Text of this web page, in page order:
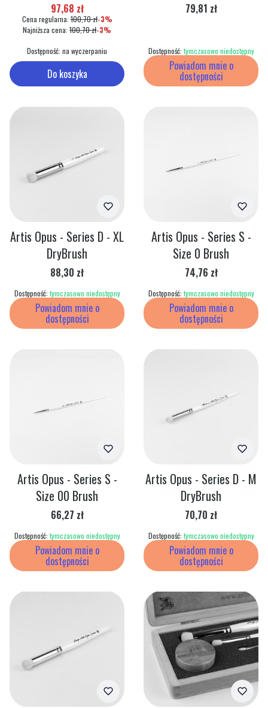
Do koszyka
Cena promocyjna
97,68 zł
Cena regularna: 100,70 zł-3%
Najniższa cena: 100,70 zł-3%
Dostępność: na wyczerpaniu
Powiadom mnie o
dostępności
Cena
79,81 zł
Dostępność: tymczasowo niedostępny
Powiadom mnie o
dostępności
Artis Opus - Series D - XL
DryBrush
Cena
88,30 zł
Dostępność: tymczasowo niedostępny
Powiadom mnie o
dostępności
Artis Opus - Series S -
Size 0 Brush
Cena
74,76 zł
Dostępność: tymczasowo niedostępny
Powiadom mnie o
dostępności
Artis Opus - Series S -
Size 00 Brush
Cena
66,27 zł
Dostępność: tymczasowo niedostępny
Powiadom mnie o
dostępności
Artis Opus - Series D - M
DryBrush
Cena
70,70 zł
Dostępność: tymczasowo niedostępny